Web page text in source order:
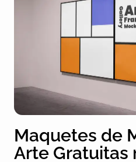
Maquetes de
Arte Gratuitas